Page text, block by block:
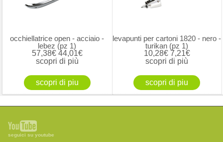
occhiellatrice open - acciaio -
lebez (pz 1)
57,38€44,01€
scopri di più
levapunti per cartoni 1820 - nero -
turikan (pz 1)
10,28€7,21€
scopri di più
seguici su youtube